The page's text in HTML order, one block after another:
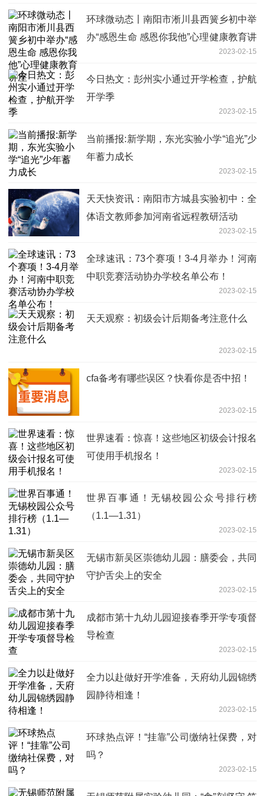
环球微动态丨南阳市淅川县西簧乡初中举
办“感恩生命 感恩你我他”心理健康教育讲
2023-02-15
今日热文：彭州实小通过开学检查，护航
开学季
2023-02-15
当前播报:新学期，东光实验小学“追光”少
年蓄力成长
2023-02-15
天天快资讯：南阳市方城县实验初中：全
体语文教师参加河南省远程教研活动
2023-02-15
全球速讯：73个赛项！3-4月举办！河南
中职竞赛活动协办学校名单公布！
2023-02-15
天天观察：初级会计后期备考注意什么
2023-02-15
cfa备考有哪些误区？快看你是否中招！
2023-02-15
世界速看：惊喜！这些地区初级会计报名
可使用手机报名！
2023-02-15
世界百事通！无锡校园公众号排行榜
（1.1—1.31）
2023-02-15
无锡市新吴区崇德幼儿园：膳委会，共同
守护舌尖上的安全
2023-02-15
成都市第十九幼儿园迎接春季开学专项督
导检查
2023-02-15
全力以赴做好开学准备，天府幼儿园锦绣
园静待相逢！
2023-02-15
环球热点评！“挂靠”公司缴纳社保费，对
吗？
2023-02-15